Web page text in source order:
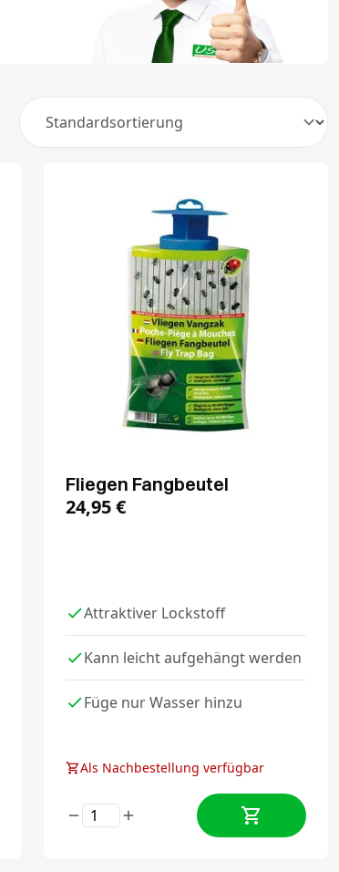
Fliegen Fangbeutel
24,95€
Attraktiver Lockstoff
Kann leicht aufgehängt werden
Füge nur Wasser hinzu
Als Nachbestellung verfügbar